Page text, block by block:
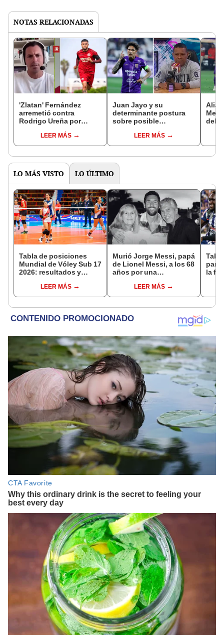
NOTAS RELACIONADAS
'Zlatan' Fernández
arremetió contra
Rodrigo Ureña por
Alianza Lima: "Ten
respeto"
LEER MÁS
Juan Jayo y su
determinante postura
sobre posible
Guerrero: “Traer una
persona que pueda
LEER MÁS
del
LO MÁS VISTO LO ÚLTIMO
Tabla de posiciones
Mundial de Vóley Sub 17
2026: resultados y
de gruposLEER MÁS
Murió Jorge Messi, papá
de Lionel Messi, a los 68
años por una
LEER MÁS
la